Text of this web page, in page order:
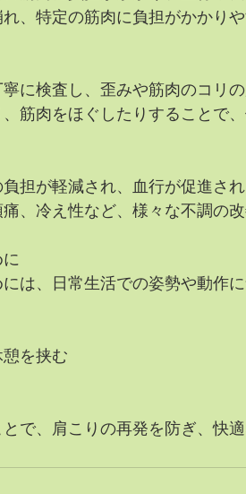
、特定の筋肉に負担がかかりや
に検査し、歪みや筋肉のコリ
筋肉をほぐしたりすることで
担が軽減され、血行が促進さ
、冷え性など、様々な不調の改
に
は、日常生活での姿勢や動作
を挟む
で、肩こりの再発を防ぎ、快